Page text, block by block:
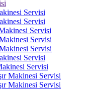
Servisi
Servisi
Servisi
Servisi
Servisi
Servisi
Servisi
Makinesi Servisi
Makinesi Servisi